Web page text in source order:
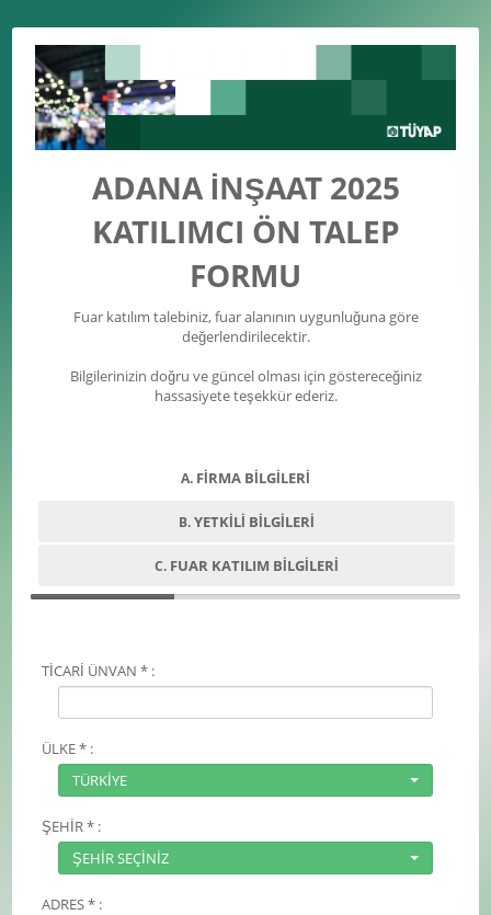
ADANA İNŞAAT 2025
KATILIMCI ÖN TALEP
FORMU
Fuar katılım talebiniz, fuar alanının uygunluğuna göre
değerlendirilecektir.
Bilgilerinizin doğru ve güncel olması için göstereceğiniz
hassasiyete teşekkür ederiz.
A. FİRMA BİLGİLERİ
B.YETKİLİ BİLGİLERİ
C. FUAR KATILIM BİLGİLERİ
TİCARİ ÜNVAN * :
ÜLKE * :
TÜRKİYE
ŞEHİR * :
ŞEHİR SEÇİNİZ
ADRES * :